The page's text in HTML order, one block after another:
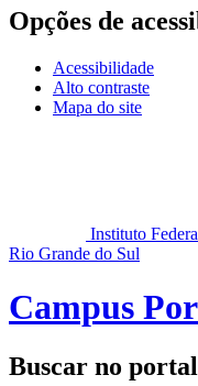
Opções de
Acessibilidade
Alto contraste
Mapa do site
Instituto
Rio Grande do Sul
Campus
Buscar no portal